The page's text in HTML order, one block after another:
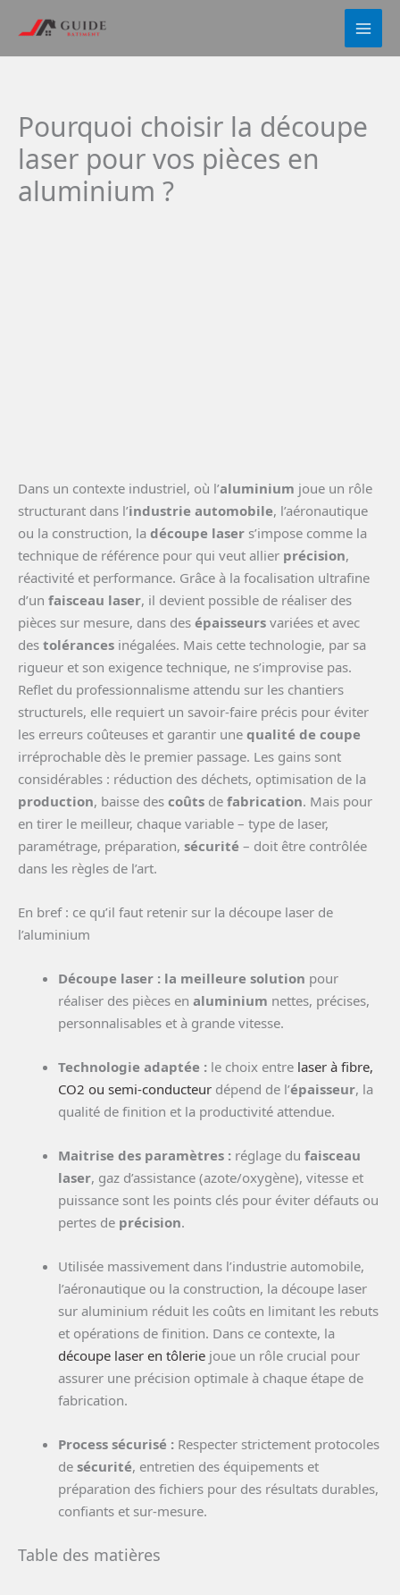
contenu
Pourquoi choisir la découpe
laser pour vos pièces en
aluminium ?
Dans un contexte industriel, où l’aluminium joue un rôle
structurant dans l’industrie automobile, l’aéronautique
ou la construction, la découpe laser s’impose comme la
technique de référence pour qui veut allier précision,
réactivité et performance. Grâce à la focalisation ultrafine
d’un faisceau laser, il devient possible de réaliser des
pièces sur mesure, dans des épaisseurs variées et avec
des tolérances inégalées. Mais cette technologie, par sa
rigueur et son exigence technique, ne s’improvise pas.
Reflet du professionnalisme attendu sur les chantiers
structurels, elle requiert un savoir-faire précis pour éviter
les erreurs coûteuses et garantir une qualité de coupe
irréprochable dès le premier passage. Les gains sont
considérables : réduction des déchets, optimisation de la
production, baisse des coûts de fabrication. Mais pour
en tirer le meilleur, chaque variable – type de laser,
paramétrage, préparation, sécurité – doit être contrôlée
dans les règles de l’art.
En bref : ce qu’il faut retenir sur la découpe laser de
l’aluminium
Découpe laser : la meilleure solution pour
réaliser des pièces en aluminium nettes, précises,
personnalisables et à grande vitesse.
Technologie adaptée : le choix entre laser à fibre,
CO2 ou semi-conducteur dépend de l’épaisseur, la
qualité de finition et la productivité attendue.
Maitrise des paramètres : réglage du faisceau
laser, gaz d’assistance (azote/oxygène), vitesse et
puissance sont les points clés pour éviter défauts ou
pertes de précision.
Utilisée massivement dans l’industrie automobile,
l’aéronautique ou la construction, la découpe laser
sur aluminium réduit les coûts en limitant les rebuts
et opérations de finition. Dans ce contexte, la
découpe laser en tôlerie joue un rôle crucial pour
assurer une précision optimale à chaque étape de
fabrication.
Process sécurisé : Respecter strictement protocoles
de sécurité, entretien des équipements et
préparation des fichiers pour des résultats durables,
confiants et sur-mesure.
Table des matières